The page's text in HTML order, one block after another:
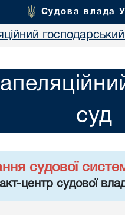
Судова влада
суд
судової
центр судової